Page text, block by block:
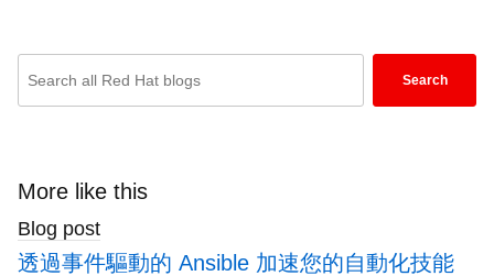
search
blogs
Search
More like this
Blog post
透過事件驅動的 Ansible 加速您的自動化技能